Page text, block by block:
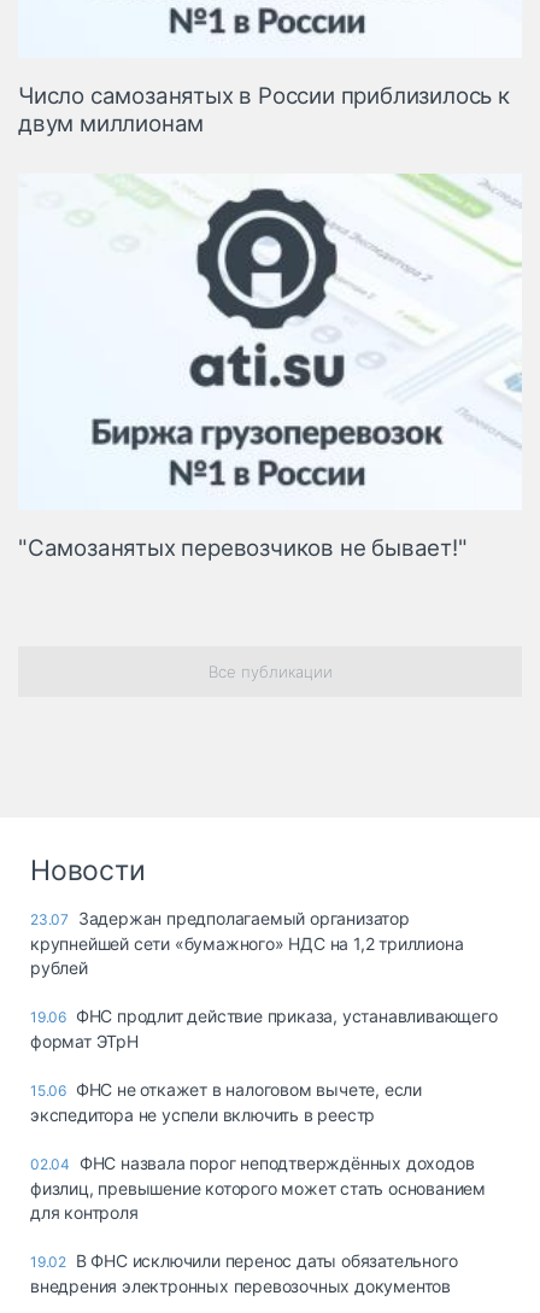
Число самозанятых в России приблизилось к
двум миллионам
"Самозанятых перевозчиков не бывает!"
Все публикации
Новости
23.07
Задержан предполагаемый организатор
крупнейшей сети «бумажного» НДС на 1,2 триллиона
рублей
19.06 ФНС продлит действие приказа, устанавливающего
формат ЭТрН
15.06 ФНС не откажет в налоговом вычете, если
экспедитора не успели включить в реестр
02.04
ФНС назвала порог неподтверждённых доходов
физлиц, превышение которого может стать основанием
для контроля
19.02 В ФНС исключили перенос даты обязательного
внедрения электронных перевозочных документов